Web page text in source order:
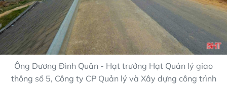
Ông Dương Đình Quân - Hạt trưởng Hạt Quản lý giao
thông số 5, Công ty CP Quản lý và Xây dựng công trình